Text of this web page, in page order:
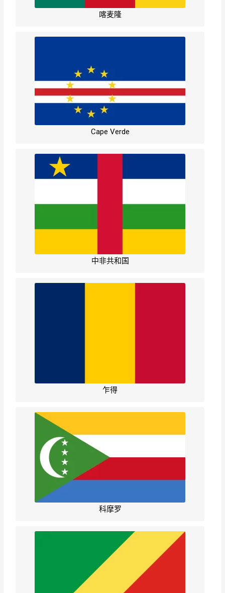
喀麦隆
Cape Verde
中非共和国
乍得
科摩罗